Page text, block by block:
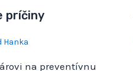
príčiny
Hanka
na preventívnu